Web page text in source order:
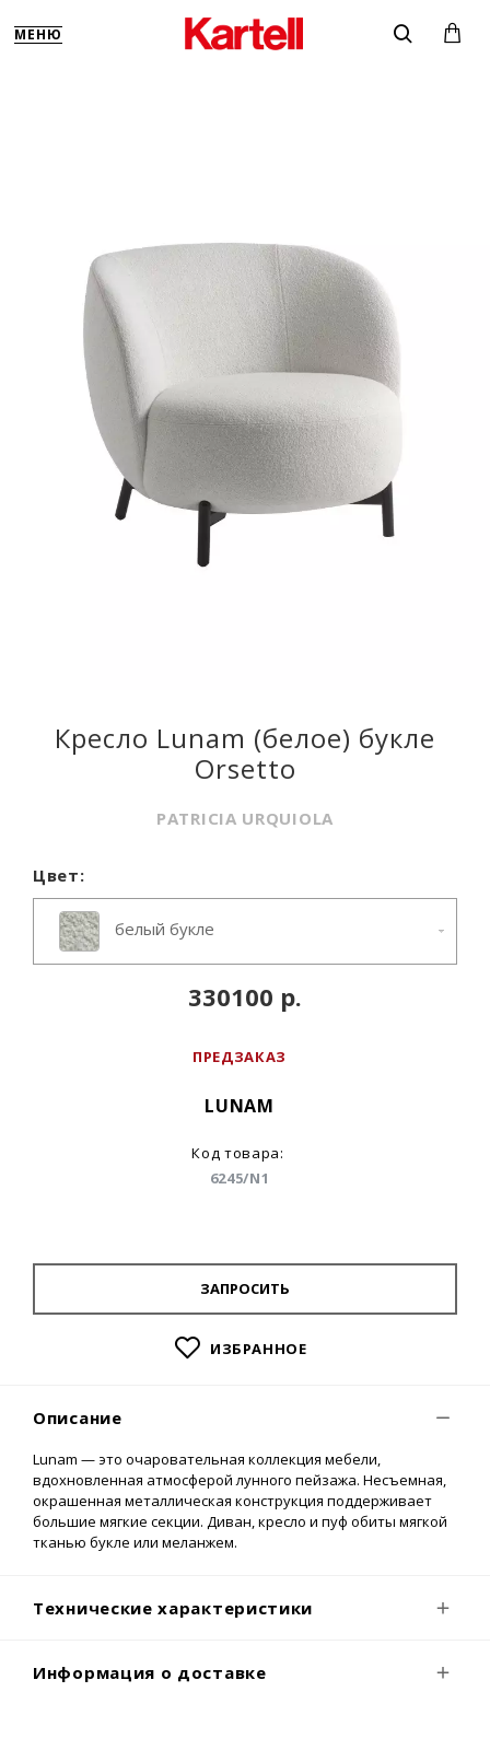
Кресло Lunam (белое) букле
Orsetto
PATRICIA URQUIOLA
ПРЕДЗАКАЗ
LUNAM
Код товара:
6245/N1
330100 р.
Цвет:
белый букле
ЗАПРОСИТЬ
ИЗБРАННОЕ
Описание
Lunam — это очаровательная коллекция мебели,
вдохновленная атмосферой лунного пейзажа. Неcъемная,
окрашенная металлическая конструкция поддерживает
большие мягкие секции. Диван, кресло и пуф обиты мягкой
тканью букле или меланжем.
Технические характеристики
Информация о доставке